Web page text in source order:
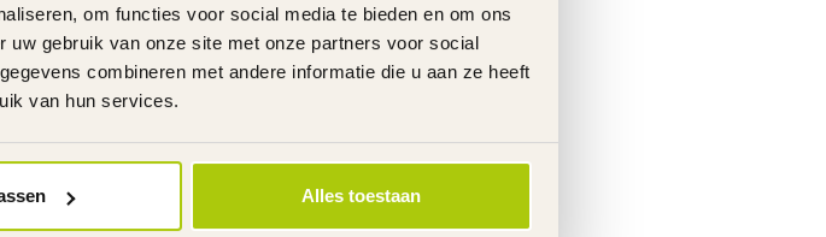
om functies voor social media te bieden en om ons
gebruik van onze site met onze partners voor social
combineren met andere informatie die u aan ze heeft
van hun services.
Alles toestaan